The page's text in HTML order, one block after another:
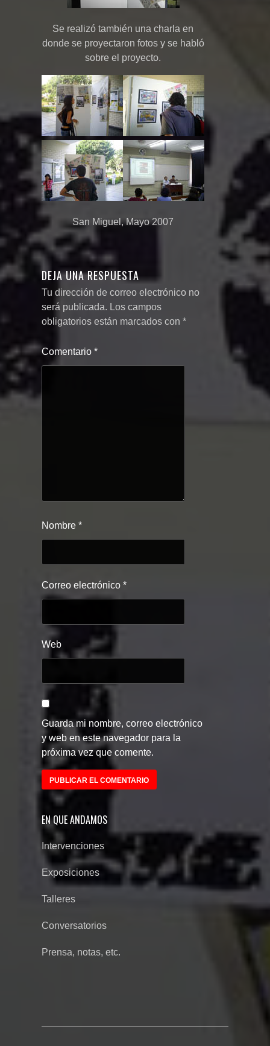
Se realizó también una charla en
donde se proyectaron fotos y se habló
sobre el proyecto.
San Miguel, Mayo 2007
DEJA UNA RESPUESTA
Tu dirección de correo electrónico no
será publicada. Los campos
obligatorios están marcados con *
Comentario *
Nombre *
Correo electrónico *
Web
Guarda mi nombre, correo electrónico
y web en este navegador para la
próxima vez que comente.
EN QUE ANDAMOS
Intervenciones
Exposiciones
Talleres
Conversatorios
Prensa, notas, etc.